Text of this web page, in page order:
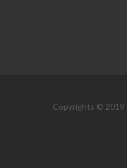
Copyrights © 2019